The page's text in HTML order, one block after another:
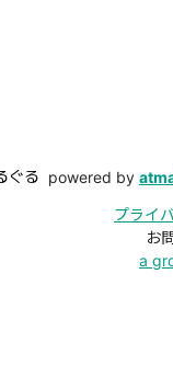
ぐる powered by
プライ
お
a